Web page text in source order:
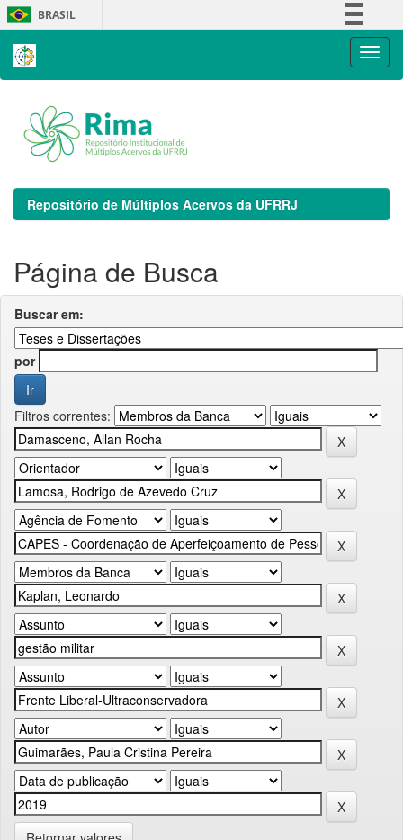
Skip
navigation
BRASIL
Repositório de Múltiplos Acervos da UFRRJ
Página de Busca
Buscar em:
por
Filtros correntes: